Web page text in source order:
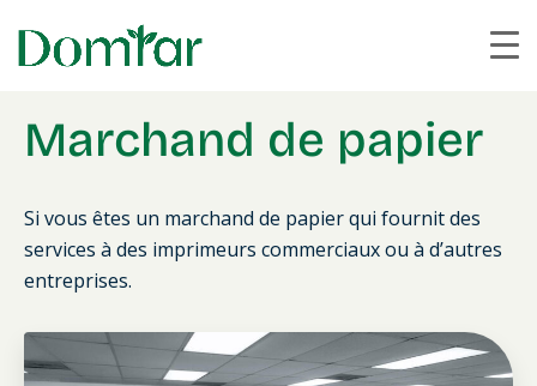
Marchand de papier
Si vous êtes un marchand de papier qui fournit des
services à des imprimeurs commerciaux ou à d’autres
entreprises.